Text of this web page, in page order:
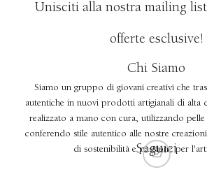
Unisciti alla nostra mailing
offerte esclusive!
Chi Siamo
Siamo un gruppo di giovani creativi che
autentiche in nuovi prodotti artigianali di alta
realizzato a mano con cura, utilizzando
conferendo stile autentico alle nostre
di sostenibilità e passione per
Seguici